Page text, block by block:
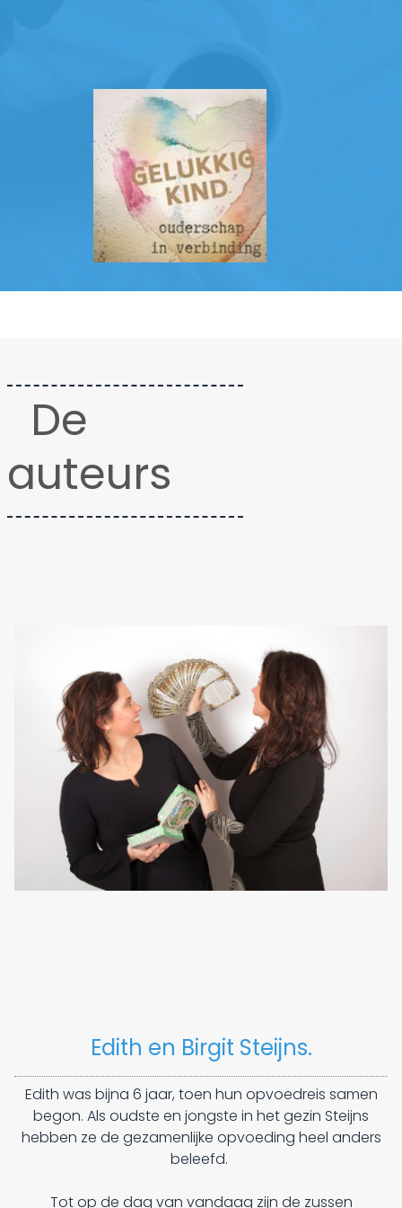
De
auteurs
Edith en Birgit Steijns.
Edith was bijna 6 jaar, toen hun opvoedreis samen
begon. Als oudste en jongste in het gezin Steijns
hebben ze de gezamenlijke opvoeding heel anders
beleefd.
Tot op de dag van vandaag zijn de zussen